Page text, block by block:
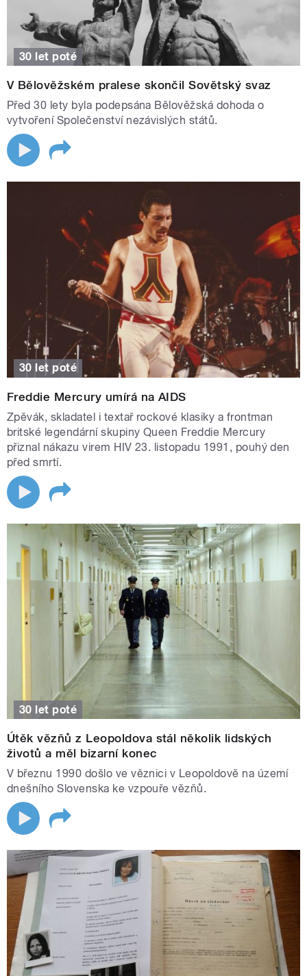
30 let poté
V Bělověžském pralese skončil Sovětský svaz
Před 30 lety byla podepsána Bělověžská dohoda o
vytvoření Společenství nezávislých států.
30 let poté
Freddie Mercury umírá na AIDS
Zpěvák, skladatel i textař rockové klasiky a frontman
britské legendární skupiny Queen Freddie Mercury
přiznal nákazu virem HIV 23. listopadu 1991, pouhý den
před smrtí.
30 let poté
Útěk vězňů z Leopoldova stál několik lidských
životů a měl bizarní konec
V březnu 1990 došlo ve věznici v Leopoldově na území
dnešního Slovenska ke vzpouře vězňů.